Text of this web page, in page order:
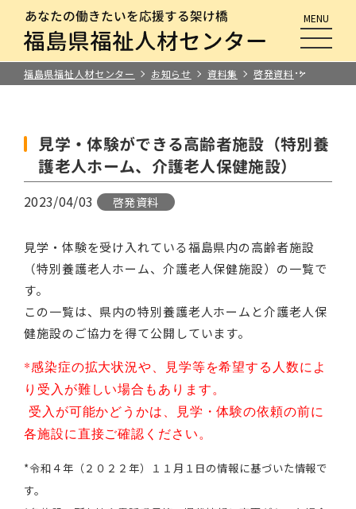
MENU
メニ
福島県福祉人材センター お知らせ 資料集 啓発資料
見学・体験ができる高齢者施設（特別養
護老人ホーム、介護老人保健施設）
2023/04/03 啓発資料
見学・体験を受け入れている福島県内の高齢者施設
（特別養護老人ホーム、介護老人保健施設）の一覧で
す。
この一覧は、県内の特別養護老人ホームと介護老人保
健施設のご協力を得て公開しています。
*感染症の拡大状況や、見学等を希望する人数によ
り受入が難しい場合もあります。
受入が可能かどうかは、見学・体験の依頼の前に
各施設に直接ご確認ください。
*令和４年（２０２２年）
１１月１日の情報に基づいた情報で
す。